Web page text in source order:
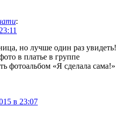
:
но лучше один раз увидеть!
в платье в группе
фотоальбом «Я сделала сама!»
в 23:07